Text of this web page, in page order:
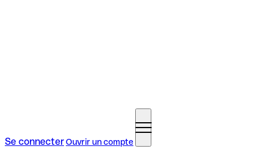
Se connecterOuvrir un compte